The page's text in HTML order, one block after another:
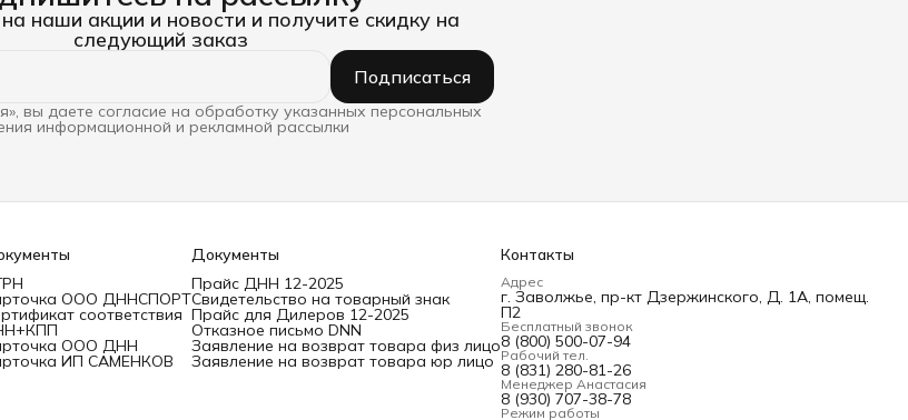
наши акции и новости и получите скидку на
следующий заказ
Подписаться
вы даете согласие на обработку указанных персональных
информационной и рекламной рассылки
ООО ДННСПОРТ
соответствия
ООО ДНН
ИП САМЕНКОВ
Документы
Прайс ДНН 12-2025
Свидетельство на товарный знак
Прайс для Дилеров 12-2025
Отказное письмо DNN
Заявление на возврат товара физ лицо
Заявление на возврат товара юр лицо
Контакты
Адрес
г. Заволжье, пр-кт Дзержинского, Д. 1А, помещ.
П2
Бесплатный звонок
8 (800) 500-07-94
Рабочий тел.
8 (831) 280-81-26
Менеджер Анастасия
8 (930) 707-38-78
Режим работы